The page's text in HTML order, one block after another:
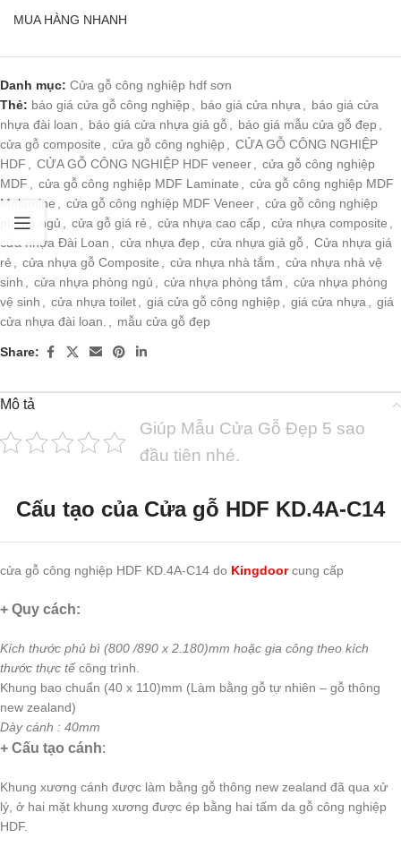
MUA HÀNG NHANH
Danh mục: Cửa gỗ công nghiệp hdf sơn
Thẻ: báo giá cửa gỗ công nghiệp báo giá cửa nhựa
báo giá cửa
nhựa đài loan
báo giá cửa nhựa giả gỗ báo giá mẫu cửa gỗ đẹp
cửa gỗ composite
cửa gỗ công nghiệp
CỬA GỖ CÔNG NGHIỆP
HDF
CỬA GỖ CÔNG NGHIỆP HDF veneer
cửa gỗ công nghiệp
MDF
cửa gỗ công nghiệp MDF Laminate
cửa gỗ công nghiệp MDF
Melamine
cửa gỗ công nghiệp MDF Veneer
cửa gỗ công nghiệp
phòng ngủ
cửa gỗ giá rẻ cửa nhựa cao cấp cửa nhựa composite
cửa nhựa Đài Loan
cửa nhựa đẹp cửa nhựa giả gỗ
Cửa nhựa giá
rẻ
cửa nhựa gỗ Composite cửa nhựa nhà tắm
cửa nhựa nhà vệ
sinh
cửa nhựa phòng ngủ cửa nhựa phòng tắm
cửa nhựa phòng
vệ sinh
cửa nhựa toilet giá cửa gỗ công nghiệp giá cửa nhựa
giá
cửa nhựa đài loan.
mẫu cửa gỗ đẹp
Share:
Mô tả
Giúp Mẫu Cửa Gỗ Đẹp 5 sao
đầu tiên nhé.
Cấu tạo của Cửa gỗ HDF KD.4A-C14
cửa gỗ công nghiệp HDF KD.4A-C14 do Kingdoorcung cấp
+ Quy cách:
Kích thước phủ bì (800 /890 x 2.180)mm hoặc gia công theo kích
thước thực tếcông trình.
Khung bao chuẩn (40 x 110)mm (Làm bằng gỗ tự nhiên – gỗ thông
new zealand)
Dày cánh : 40mm
+ Cấu tạo cánh:
Khung xương cánh được làm bằng gỗ thông new zealand đã qua xử
lý, ở hai mặt khung xương được ép bằng hai tấm da gỗ công nghiệp
HDF.